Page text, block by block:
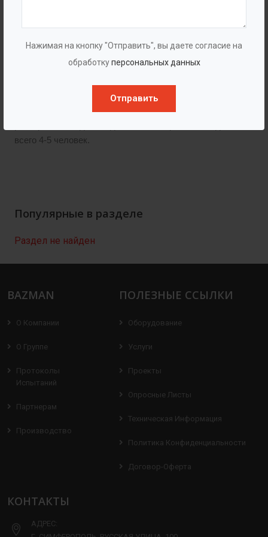
Нажимая на кнопку "Отправить", вы даете согласие на
обработкуперсональных данных
Отправить
Пустые эластичные оболочки имеют незначительный
Низкие трудозатраты человеческого ресурса - Для
всего 4-5 человек.
Популярные в разделе
Раздел не найден
BAZMAN
О Компании
О Группе
Протоколы
Испытаний
Партнерам
Производство
ПОЛЕЗНЫЕ ССЫЛКИ
Оборудование
Услуги
Проекты
Опросные Листы
Техническая Информация
Политика Конфиденциальности
Договор-Оферта
КОНТАКТЫ
АДРЕС: